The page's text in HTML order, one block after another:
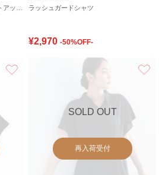
ラッシュガードシャツ
¥2,970 -50%OFF-
SOLD OUT
再入荷受付